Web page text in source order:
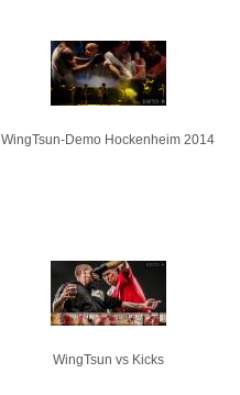
WingTsun-Demo Hockenheim 2014
WingTsun vs Kicks